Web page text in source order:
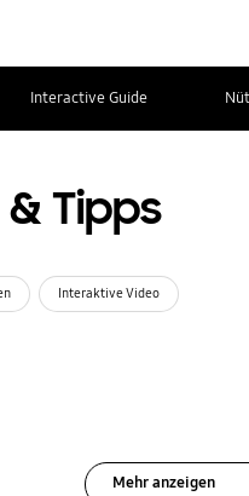
Interactive Guide
Tipps
Interaktive Video
Mehr anzeigen